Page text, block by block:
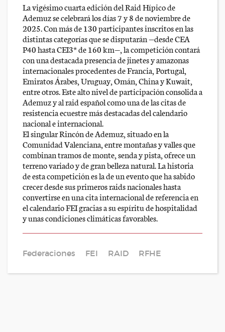
La vigésimo cuarta edición del Raid Hípico de
Ademuz se celebrará los días 7 y 8 de noviembre de
2025. Con más de 130 participantes inscritos en las
distintas categorías que se disputarán —desde CEA
P40 hasta CEI3* de 160 km—, la competición contará
con una destacada presencia de jinetes y amazonas
internacionales procedentes de Francia, Portugal,
Emiratos Árabes, Uruguay, Omán, China y Kuwait,
entre otros. Este alto nivel de participación consolida a
Ademuz y al raid español como una de las citas de
resistencia ecuestre más destacadas del calendario
nacional e internacional.
El singular Rincón de Ademuz, situado en la
Comunidad Valenciana, entre montañas y valles que
combinan tramos de monte, senda y pista, ofrece un
terreno variado y de gran belleza natural. La historia
de esta competición es la de un evento que ha sabido
crecer desde sus primeros raids nacionales hasta
convertirse en una cita internacional de referencia en
el calendario FEI gracias a su espíritu de hospitalidad
y unas condiciones climáticas favorables.
Federaciones FEI RAID RFHE